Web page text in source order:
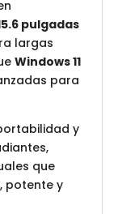
pulgadas
largas
Windows 11
para
y
que
potente y